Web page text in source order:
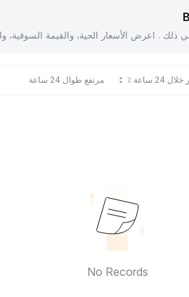
24 ساعة ٪ مرتفع طوال 24 ساعة
No Records